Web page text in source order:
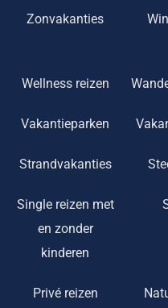
Zonvakanties
Wellness reizen
Vakantieparken
Strandvakanties
Single reizen met
en zonder
kinderen
Privé reizen